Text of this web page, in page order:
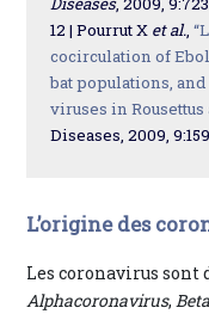
12 | Pourrut X et al.,
cocirculation of
bat populations,
viruses in Rousettus
Diseases, 2009,
L’origine des
Les coronavirus sont
Alphacoronavirus,